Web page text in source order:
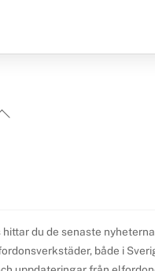
Back
du de senaste
både i